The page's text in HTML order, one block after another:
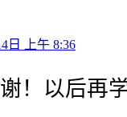
日 上午 8:36
！以后再